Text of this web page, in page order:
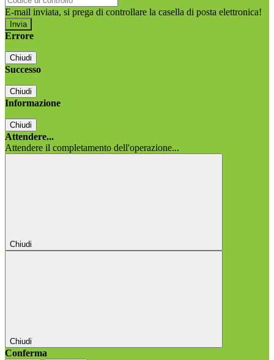
E-mail inviata, si prega di controllare la casella di posta elettronica!
Errore
Chiudi
Successo
Chiudi
Informazione
Chiudi
Attendere...
Attendere il completamento dell'operazione...
Chiudi
Chiudi
Conferma